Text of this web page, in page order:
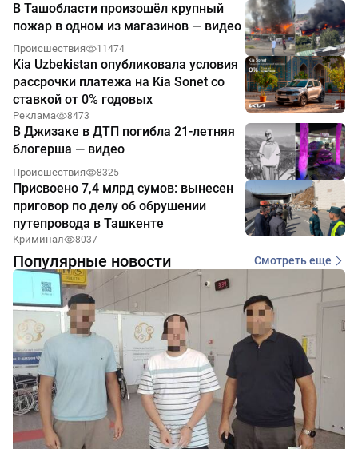
В Ташобласти произошёл крупный
пожар в одном из магазинов — видео
Происшествия 11474
Kia Uzbekistan опубликовала условия
рассрочки платежа на Kia Sonet со
ставкой от 0% годовых
Реклама 8473
В Джизаке в ДТП погибла 21-летняя
блогерша — видео
Происшествия 8325
Присвоено 7,4 млрд сумов: вынесен
приговор по делу об обрушении
путепровода в Ташкенте
Криминал 8037
Популярные новости Смотреть еще